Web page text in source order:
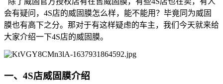
会有疑问，4S店的威固膜怎么样，能不能用？毕竟同为威固
膜也有高下之分。那对于有这样疑虑的车主，我们今天就来给
大家介绍一下4S店的威固膜。
一、4S店威固膜介绍